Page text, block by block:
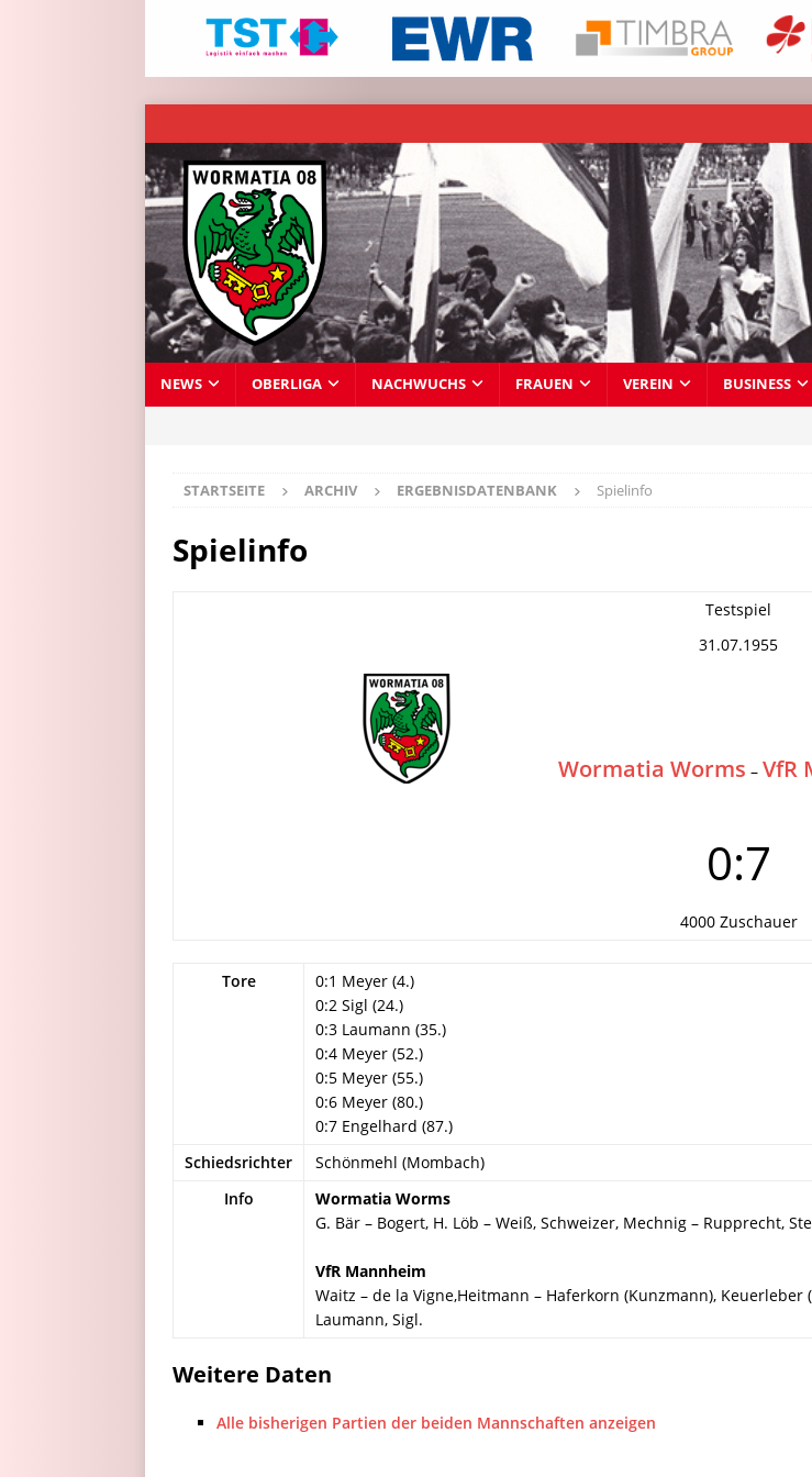
NEWS OBERLIGA NACHWUCHS FRAUEN VEREIN BUSINESS
STARTSEITE ARCHIV ERGEBNISDATENBANK Spielinfo
Spielinfo
Testspiel
31.07.1955
Wormatia Worms – VfR
0:7
4000 Zuschauer
Tore
0:1 Meyer (4.)
0:2 Sigl (24.)
0:3 Laumann (35.)
0:4 Meyer (52.)
0:5 Meyer (55.)
0:6 Meyer (80.)
0:7 Engelhard (87.)
Schiedsrichter
Schönmehl (Mombach)
Info
Wormatia Worms
G. Bär – Bogert, H. Löb – Weiß, Schweizer, Mechnig – Rupprecht,
VfR Mannheim
Waitz – de la Vigne,Heitmann – Haferkorn (Kunzmann), Keuerleber
Laumann, Sigl.
Weitere Daten
Alle bisherigen Partien der beiden Mannschaften anzeigen